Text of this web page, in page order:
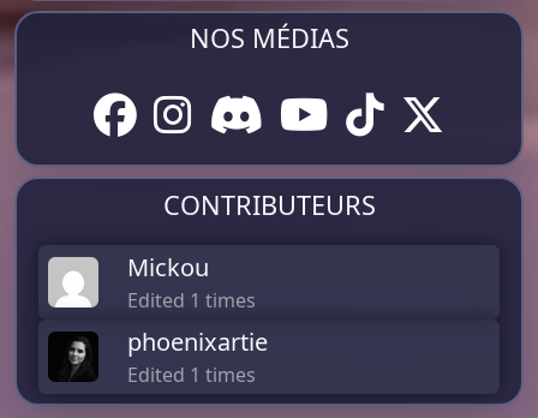
NOS MÉDIAS
CONTRIBUTEURS
Mickou
Edited 1 times
phoenixartie
Edited 1 times